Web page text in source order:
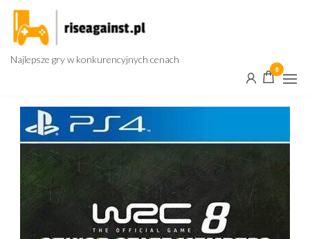
Przejdź
treści
Najlepsze gry w konkurencyjnych cenach
0